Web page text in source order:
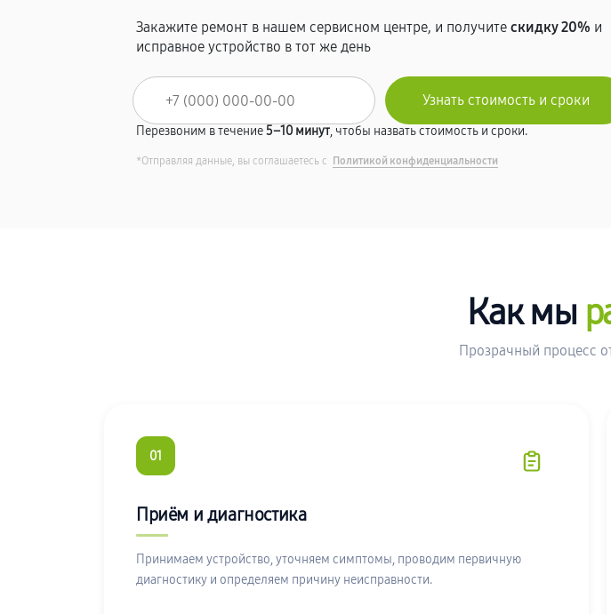
Закажите ремонт в нашем сервисном центре, и получитескидку 20% и
исправное устройство в тот же день
Перезвоним в течение5–10 минут, чтобы назвать стоимость и сроки.
*Отправляя данные, вы соглашаетесь с Политикой конфиденциальности
Как мы
Прозрачный процесс
01
Приём и диагностика
Принимаем устройство, уточняем симптомы, проводим первичную
диагностику и определяем причину неисправности.